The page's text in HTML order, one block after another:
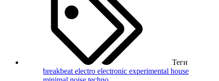
Теги
breakbeat electro electronic experimental house